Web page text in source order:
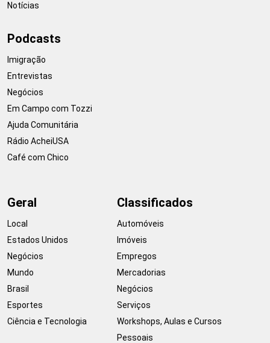
Notícias
Podcasts
Imigração
Entrevistas
Negócios
Em Campo com Tozzi
Ajuda Comunitária
Rádio AcheiUSA
Café com Chico
Geral
Local
Estados Unidos
Negócios
Mundo
Brasil
Esportes
Ciência e Tecnologia
Classificados
Automóveis
Imóveis
Empregos
Mercadorias
Negócios
Serviços
Workshops, Aulas e Cursos
Pessoais